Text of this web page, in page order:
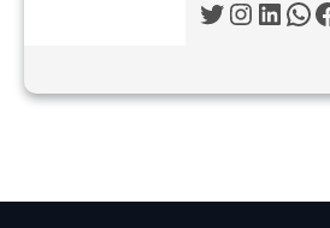
T
t
I
t
a
L
k
n
W
t
p
F
e
k